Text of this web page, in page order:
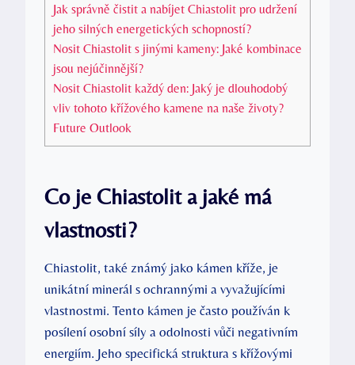
Jak správně čistit a nabíjet Chiastolit pro udržení
jeho silných energetických schopností?
Nosit Chiastolit s jinými kameny: Jaké kombinace
jsou nejúčinnější?
Nosit Chiastolit každý den: Jaký je dlouhodobý
vliv tohoto křížového kamene na naše životy?
Future Outlook
Co je Chiastolit a jaké má
vlastnosti?
Chiastolit, také známý jako kámen kříže, je
unikátní minerál s ochrannými a vyvažujícími
vlastnostmi. Tento kámen je často používán k
posílení osobní síly a odolnosti vůči negativním
energiím. Jeho specifická struktura s křížovými